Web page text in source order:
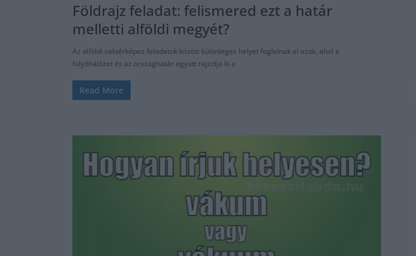
Földrajz feladat: felismered ezt a határ
melletti alföldi megyét?
Az alföldi vaktérképes feladatok között különleges helyet foglalnak el azok, ahol a
folyóhálózat és az országhatár együtt rajzolja ki a
Read More